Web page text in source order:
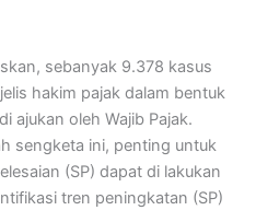
sebanyak 9.378 kasus
hakim pajak dalam bentuk
ajukan oleh Wajib Pajak.
sengketa ini, penting untuk
(SP) dapat di lakukan
tren peningkatan (SP)